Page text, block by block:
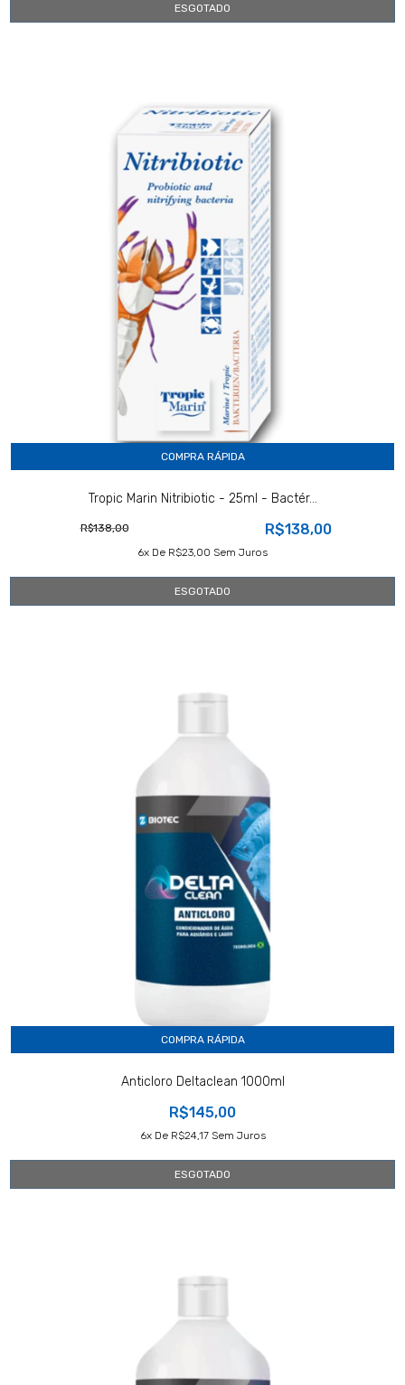
ESGOTADO
COMPRA RÁPIDA
Tropic Marin Nitribiotic - 25ml - Bactér...
R$138,00 R$138,00
6X De R$23,00 Sem Juros
ESGOTADO
COMPRA RÁPIDA
Anticloro Deltaclean 1000ml
R$145,00
6X De R$24,17Sem Juros
ESGOTADO